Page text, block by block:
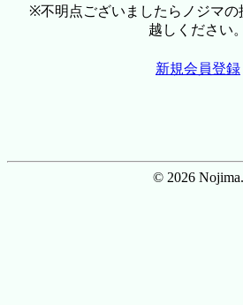
※不明点ございましたらノジマの
越しください。
新規会員登録
© 2026 Nojima.